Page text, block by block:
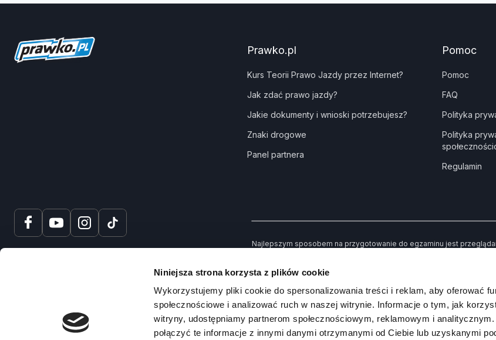
Niniejsza strona korzysta z plików cookie
Wykorzystujemy pliki cookie do spersonalizowania treści i reklam, aby oferować
społecznościowe i analizować ruch w naszej witrynie. Informacje o tym, jak
witryny, udostępniamy partnerom społecznościowym, reklamowym i
połączyć te informacje z innymi danymi otrzymanymi od Ciebie lub uzyskanymi
Prawko.pl
Kurs Teorii Prawo Jazdy przez Internet?
Jak zdać prawo jazdy?
Jakie dokumenty i wnioski potrzebujesz?
Znaki drogowe
Panel partnera
Pomoc
Pomoc
FAQ
Polityka
Polityka
Regulamin
Najlepszym sposobem na przygotowanie do egzaminu jest